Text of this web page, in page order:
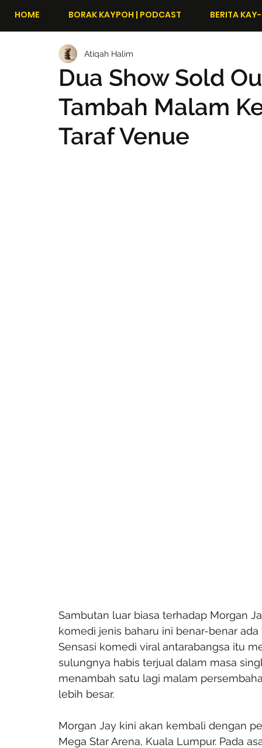
HOME BORAK KAYPOH | PODCAST BERITA
Dua Show Sold
Tambah Malam
Taraf Venue
Atiqah Halim
Sambutan luar biasa terhadap Morgan
komedi jenis baharu ini benar-benar
Sensasi komedi viral antarabangsa itu
sulungnya habis terjual dalam masa
menambah satu lagi malam
lebih besar.
Morgan Jay kini akan kembali dengan
Mega Star Arena, Kuala Lumpur. Pada